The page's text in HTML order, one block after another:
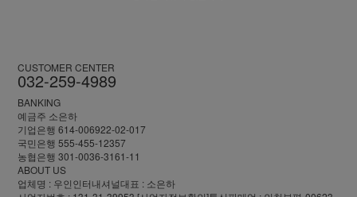
CUSTOMER CENTER
032-259-4989
BANKING
예금주 소은하
기업은행 614-006922-02-017
국민은행 555-455-12357
농협은행 301-0036-3161-11
ABOUT US
업체명 : 우인인터내셔널대표 : 소은하